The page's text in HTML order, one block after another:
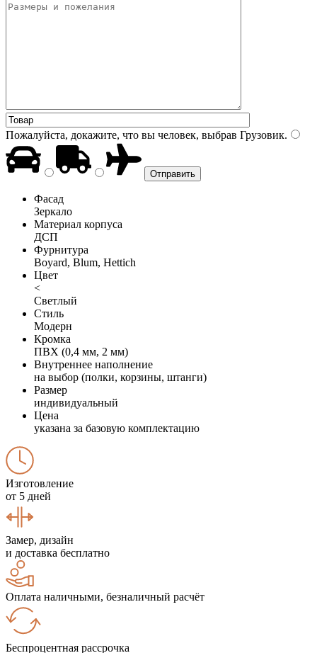
Пожалуйста, докажите, что вы человек, выбрав Грузовик.
Фасад
Зеркало
Материал корпуса
ДСП
Фурнитура
Boyard, Blum, Hettich
Цвет
<
Светлый
Стиль
Модерн
Кромка
ПВХ (0,4 мм, 2 мм)
Внутреннее наполнение
на выбор (полки, корзины, штанги)
Размер
индивидуальный
Цена
указана за базовую комплектацию
Изготовление
от 5 дней
Замер, дизайн
и доставка бесплатно
Оплата наличными, безналичный расчёт
Беспроцентная рассрочка